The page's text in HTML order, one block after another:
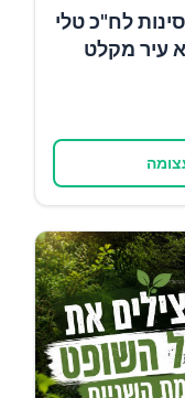
לח"כ טלי
עיר מקלט